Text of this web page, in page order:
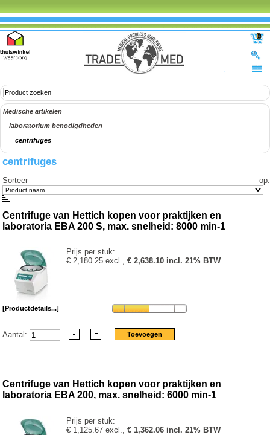
0
Medische artikelen
laboratorium benodigdheden
centrifuges
centrifuges
Sorteer op:
Centrifuge van Hettich kopen voor praktijken en
laboratoria EBA 200 S, max. snelheid: 8000 min-1
Prijs per stuk:
€ 2,180.25 excl.,€ 2,638.10 incl. 21% BTW
[Productdetails...]
Aantal:
Centrifuge van Hettich kopen voor praktijken en
laboratoria EBA 200, max. snelheid: 6000 min-1
Prijs per stuk:
€ 1,125.67 excl.,€ 1,362.06 incl. 21% BTW